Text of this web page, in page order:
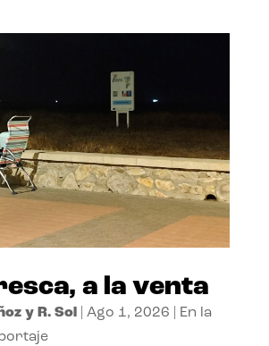
a la venta
y R. Sol| Ago 1, 2026
En la